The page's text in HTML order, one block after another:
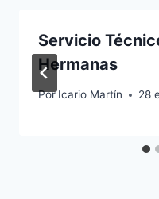
Servicio
Hermanas
Por Icario Martín 28